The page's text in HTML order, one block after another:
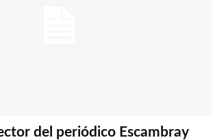
del periódico Escambray